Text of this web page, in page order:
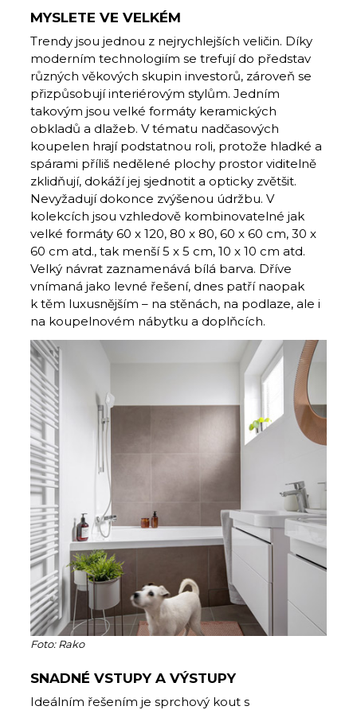
MYSLETE VE VELKÉM
Trendy jsou jednou z nejrychlejších veličin. Díky
moderním technologiím se trefují do představ
různých věkových skupin investorů, zároveň se
přizpůsobují interiérovým stylům. Jedním
takovým jsou velké formáty keramických
obkladů a dlažeb. V tématu nadčasových
koupelen hrají podstatnou roli, protože hladké a
spárami příliš nedělené plochy prostor viditelně
zklidňují, dokáží jej sjednotit a opticky zvětšit.
Nevyžadují dokonce zvýšenou údržbu. V
kolekcích jsou vzhledově kombinovatelné jak
velké formáty 60 x 120, 80 x 80, 60 x 60 cm, 30 x
60 cm atd., tak menší 5 x 5 cm, 10 x 10 cm atd.
Velký návrat zaznamenává bílá barva. Dříve
vnímaná jako levné řešení, dnes patří naopak
k těm luxusnějším – na stěnách, na podlaze, ale i
na koupelnovém nábytku a doplňcích.
Foto: Rako
SNADNÉ VSTUPY A VÝSTUPY
Ideálním řešením je sprchový kout s